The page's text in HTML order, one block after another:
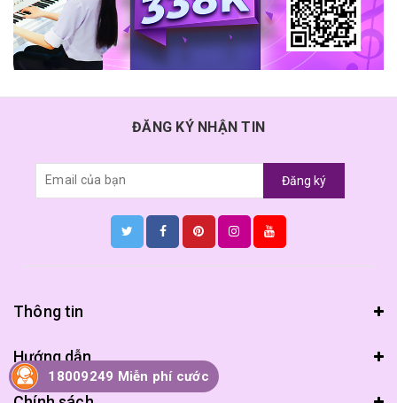
ĐĂNG KÝ NHẬN TIN
Đăng ký
Thông tin
Hướng dẫn
18009249 Miễn phí cước